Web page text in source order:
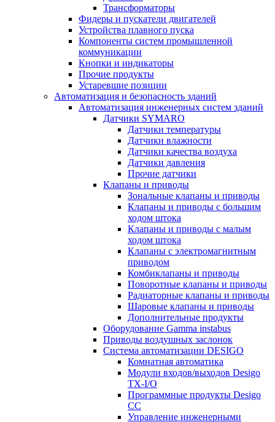
Трансформаторы
Фидеры и пускатели двигателей
Устройства плавного пуска
Компоненты систем промышленной
коммуникации
Кнопки и индикаторы
Прочие продукты
Устаревшие позиции
Автоматизация и безопасность зданий
Автоматизация инженерных систем зданий
Датчики SYMARO
Датчики температуры
Датчики влажности
Датчики качества воздуха
Датчики давления
Прочие датчики
Клапаны и приводы
Зональные клапаны и приводы
Клапаны и приводы с большим
ходом штока
Клапаны и приводы с малым
ходом штока
Клапаны с электромагнитным
приводом
Комбиклапаны и приводы
Поворотные клапаны и приводы
Радиаторные клапаны и приводы
Шаровые клапаны и приводы
Дополнительные продукты
Оборудование Gamma instabus
Приводы воздушных заслонок
Система автоматизации DESIGO
Комнатная автоматика
Модули входов/выходов Desigo
TX-I/O
Программные продукты Desigo
CC
Управление инженерными